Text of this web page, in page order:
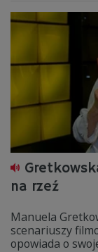
na rzeź
Manuela
scenariuszy
opowiada o